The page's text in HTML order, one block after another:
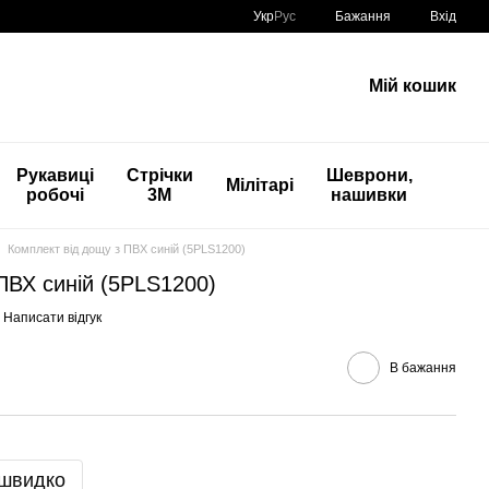
УкрРус Бажання Вхід
Мій кошик
Рукавиці
робочі
Стрічки
3М
Мілітарі
Шеврони,
нашивки
Комплект від дощу з ПВХ синій (5PLS1200)
синій (5PLS1200)
Написати відгук
В бажання